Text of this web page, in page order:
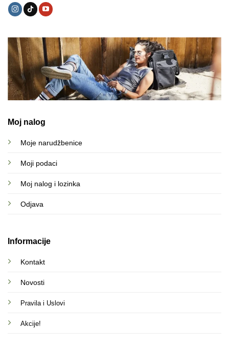
Moj nalog
Moje narudžbenice
Moji podaci
Moj nalog i lozinka
Odjava
Informacije
Kontakt
Novosti
Pravila i Uslovi
Akcije!